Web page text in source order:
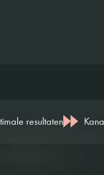
resultaten